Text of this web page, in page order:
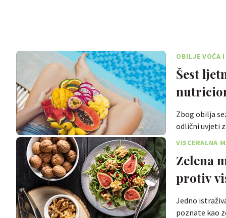
OBILJE VOĆA
Šest
Zbog obilja
odlični uvjeti
VISCERALNA
Zelena
protiv
Jedno
poznate kao